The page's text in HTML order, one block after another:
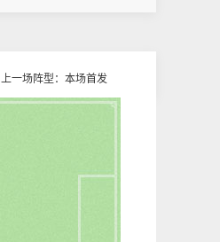
上一场阵型：本场首发